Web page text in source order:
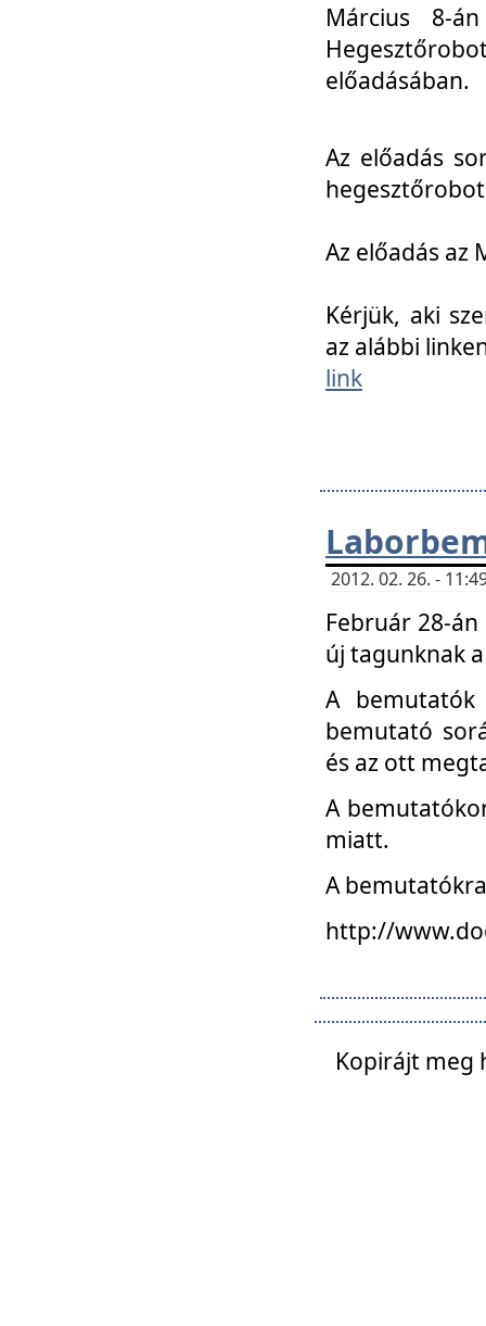
Március 8-
előadásában.
Az előadás
Az előadás az
Kérjük, aki
az alábbi
link
2012. 02. 26. -
Február 28-
új tagunknak
A
bemutató
és az ott
A
miatt.
A
http://
Kopirájt meg